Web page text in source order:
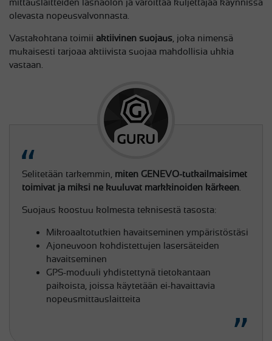
mittauslaitteiden läsnäolon ja varoittaa kuljettajaa käynnissä
olevasta nopeusvalvonnasta.
Vastakohtana toimii aktiivinen suojaus, joka nimensä
mukaisesti tarjoaa aktiivista suojaa mahdollisia uhkia
vastaan.
Selitetään tarkemmin, miten GENEVO-tutkailmaisimet
toimivat ja miksi ne kuuluvat markkinoiden kärkeen.
Suojaus koostuu kolmesta teknisestä tasosta:
Mikroaaltotutkien havaitseminen ympäristöstäsi
Ajoneuvoon kohdistettujen lasersäteiden
havaitseminen
GPS-moduuli yhdistettynä tietokantaan
paikoista, joissa käytetään ei-havaittavia
nopeusmittauslaitteita